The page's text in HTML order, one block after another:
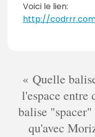
Voici le lien:
http://
Quelle
l'espace entre
balise
qu'avec